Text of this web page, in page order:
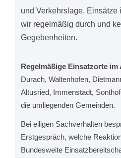
und Verkehrslage. Einsätze
wir regelmäßig durch und
Gegebenheiten.
Regelmäßige Einsatzorte im
Durach, Waltenhofen,
Altusried, Immenstadt,
die umliegenden Gemeinden.
Bei eiligen Sachverhalten
Erstgespräch, welche
Bundesweite